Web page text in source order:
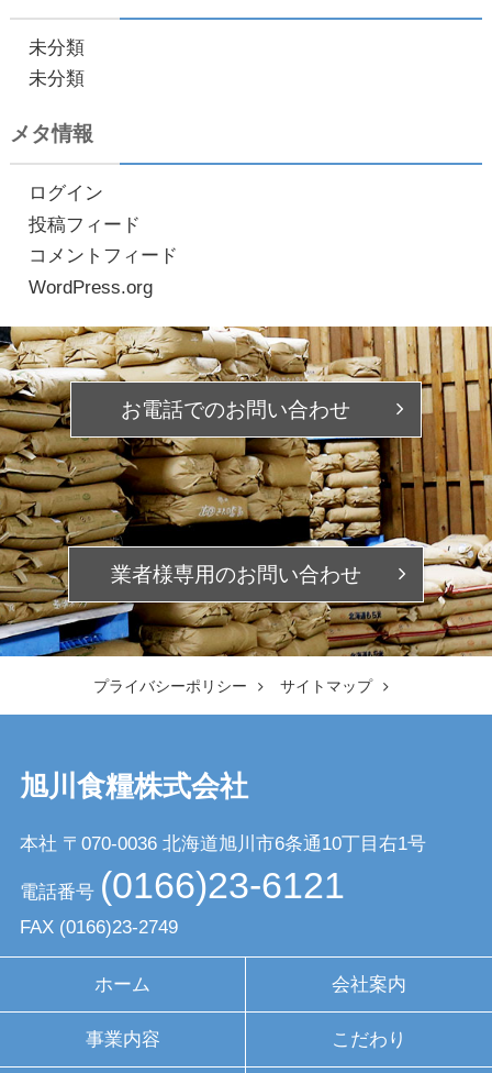
未分類
未分類
メタ情報
ログイン
投稿フィード
コメントフィード
WordPress.org
お電話でのお問い合わせ
業者様専用のお問い合わせ
プライバシーポリシー サイトマップ
旭川食糧株式会社
本社 〒070-0036 北海道旭川市6条通10丁目右1号
電話番号 (0166)23-6121
FAX (0166)23-2749
ホーム 会社案内
事業内容 こだわり